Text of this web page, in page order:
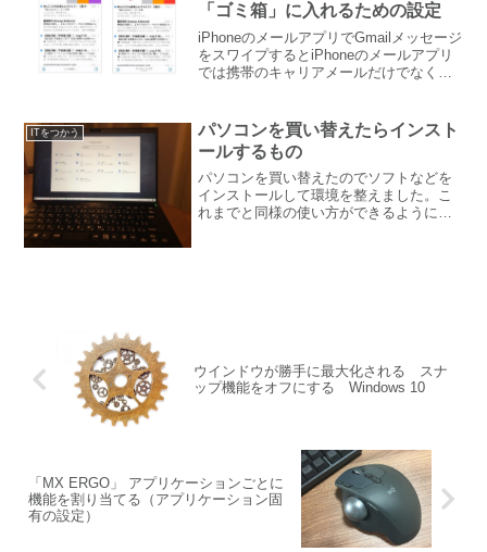
「ゴミ箱」に入れるための設定
iPhoneのメールアプリでGmailメッセージ
をスワイプするとiPhoneのメールアプリ
では携帯のキャリアメールだけでなく、
す。Gmailを受信した場合、メッセー...
ITをつかう
パソコンを買い替えたらインスト
ールするもの
パソコンを買い替えたのでソフトなどを
インストールして環境を整えました。こ
れまでと同様の使い方ができるようにイ
ウインドウが勝手に最大化される スナ
ップ機能をオフにする Windows 10
「MX ERGO」 アプリケーションごとに
機能を割り当てる（アプリケーション固
有の設定）